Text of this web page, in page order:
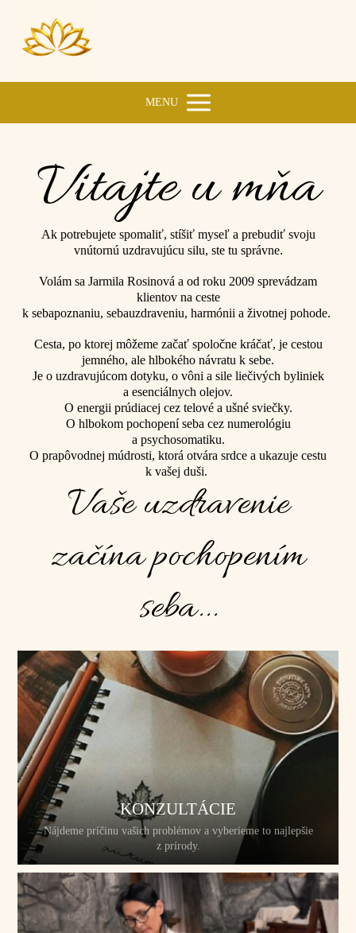
MENU
Vitajte u mňa
Ak potrebujete spomaliť, stíšiť myseľ a prebudiť svoju
vnútornú uzdravujúcu silu, ste tu správne.
Volám sa Jarmila Rosinová a od roku 2009 sprevádzam
klientov na ceste
k sebapoznaniu, sebauzdraveniu, harmónii a životnej pohode.
Cesta, po ktorej môžeme začať spoločne kráčať, je cestou
jemného, ale hlbokého návratu k sebe.
Je o uzdravujúcom dotyku, o vôni a sile liečivých byliniek
a esenciálnych olejov.
O energii prúdiacej cez telové a ušné sviečky.
O hlbokom pochopení seba cez numerológiu
a psychosomatiku.
O prapôvodnej múdrosti, ktorá otvára srdce a ukazuje cestu
k vašej duši.
Vaše uzdravenie
začína pochopením
seba...
KONZULTÁCIE
Nájdeme príčinu vašich problémov a vyberieme to najlepšie
z prírody.